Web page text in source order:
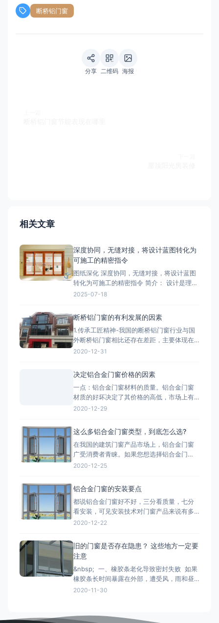
断桥铝门窗
分享 二维码 海报
相关文章
深度协同，无缝对接，将设计蓝图转化为
可施工的精密指令
图纸深化 深度协同，无缝对接，将设计蓝图
转化为可施工的精密指令 简介： 设计是理
想，深化是让理想落地的桥梁。我们的
与细化。我们精准核算每一个节点的结构、
强度、安装逻辑和材料工艺，生成包括加工
图、组装图、节点大样图
2025-07-18
断桥铝门窗的有利发展的因素
1.传承工匠精神-我国的断桥铝门窗行业与国
外断桥铝门窗相比还存在差距，主要体现在
产品质量、技术含量等方面，因此要打造断
路”战略，让断桥铝门窗行业搭建了一个很好
的平台，而“一带一路”战略沿线覆盖了65个
国家，占全球
2020-12-31
决定铝合金门窗价格的因素
一点：铝合金门窗材料的质量。铝合金门窗
材质的好坏决定了其价格的高低，市场上有
两种铝，一种是纯铝，用这种为主材的材质
杂质少、耐腐蚀性和抗氧化性强。 第二点：
铝合金门窗价格也取决于生产工艺。生产工
艺的推行，必须有良好的生
2020-12-29
这么多铝合金门窗类型，到底怎么选?
在我国的建筑门窗产品市场上，铝合金门窗
广受消费者青睐。如果您想选择铝合金门
窗，最好先了解一下铝合金门窗开启形式、
会影响您日后几十年的生活品质。 市面上的
门窗除了常见的木质材料加工制作而成的木
质门窗以外，更为常见的是类似下文
2020-12-25
铝合金门窗的安装要点
都说铝合金门窗好不好，三分看质量，七分
看安装，可见安装技术对门窗产品来说有多
重要。下面小编来和大家简单说一下铝合金
定，门窗调整至横平竖直，再将衔接件与墙
体固定，固定办法按规划要求。固定结实后
即可拔去木楔。在门窗框与墙
2020-12-22
旧的门窗是否存在隐患？ 这些地方一定要
注意
&nbsp; 一、橡胶条老化导致密封失败 如果
橡胶条长时间暴露在外部，遭受风，雨和昼
夜温差的影响，劣质的密封条很容易老化并
金配件的重要活动部件通常是304不锈钢。
2020-11-30